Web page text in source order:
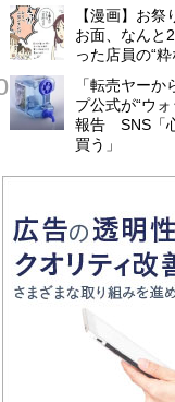
【漫画】お
お面、なん
った店員の“
「転売ヤー
プ公式が“ウ
報告 SNS「
買う」